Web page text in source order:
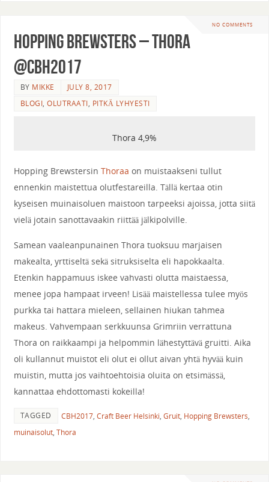
NO COMMENTS
Hopping Brewsters – Thora
@CBH2017
BY MIKKE
JULY 8, 2017
BLOGI,OLUTRAATI, PITKÄ LYHYESTI
Thora 4,9%
Hopping Brewstersin Thoraa on muistaakseni tullut
ennenkin maistettua olutfestareilla. Tällä kertaa otin
kyseisen muinaisoluen maistoon tarpeeksi ajoissa, jotta siitä
vielä jotain sanottavaakin riittää jälkipolville.
Samean vaaleanpunainen Thora tuoksuu marjaisen
makealta, yrttiseltä sekä sitruksiselta eli hapokkaalta.
Etenkin happamuus iskee vahvasti olutta maistaessa,
menee jopa hampaat irveen! Lisää maistellessa tulee myös
purkka tai hattara mieleen, sellainen hiukan tahmea
makeus. Vahvempaan serkkuunsa Grimriin verrattuna
Thora on raikkaampi ja helpommin lähestyttävä gruitti. Aika
oli kullannut muistot eli olut ei ollut aivan yhtä hyvää kuin
muistin, mutta jos vaihtoehtoisia oluita on etsimässä,
kannattaa ehdottomasti kokeilla!
TAGGED CBH2017, Craft Beer Helsinki, Gruit, Hopping Brewsters,
muinaisolut, Thora